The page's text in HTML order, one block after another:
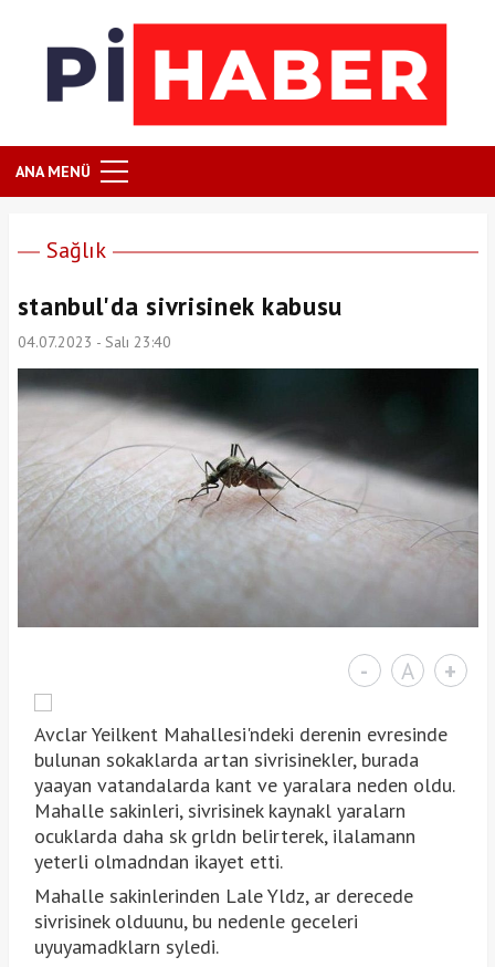
ANA MENÜ
Sağlık
stanbul'da sivrisinek kabusu
04.07.2023 - Salı 23:40
- A +
Avclar Yeilkent Mahallesi'ndeki derenin evresinde
bulunan sokaklarda artan sivrisinekler, burada
yaayan vatandalarda kant ve yaralara neden oldu.
Mahalle sakinleri, sivrisinek kaynakl yaralarn
ocuklarda daha sk grldn belirterek, ilalamann
yeterli olmadndan ikayet etti.
Mahalle sakinlerinden Lale Yldz, ar derecede
sivrisinek olduunu, bu nedenle geceleri
uyuyamadklarn syledi.